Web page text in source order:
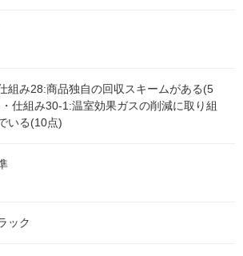
組み28:商品独自の回収スキームがある(5
仕組み30-1:温室効果ガスの削減に取り組
いる(10点)
ック